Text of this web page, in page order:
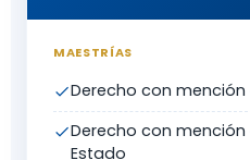
MAESTRÍAS
Derecho con mención
Derecho con
Estado